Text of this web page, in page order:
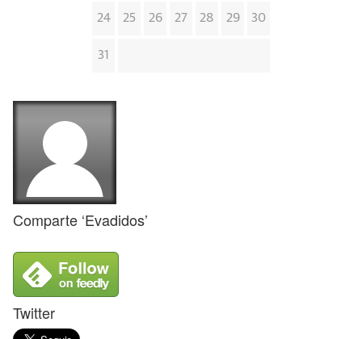
24 25 26 27 28 29 30
31
Comparte ‘Evadidos’
Twitter